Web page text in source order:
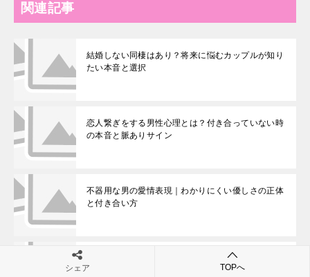
関連記事
結婚しない同棲はあり？将来に悩むカップルが知り
たい本音と選択
恋人繋ぎをする男性心理とは？付き合っていない時
の本音と脈ありサイン
不器用な男の愛情表現｜わかりにくい優しさの正体
と付き合い方
なんでも合わせてくる彼氏がしんどい時の心理と対
処法｜優しさに疲れた時の向き合い方
シェア TOPへ